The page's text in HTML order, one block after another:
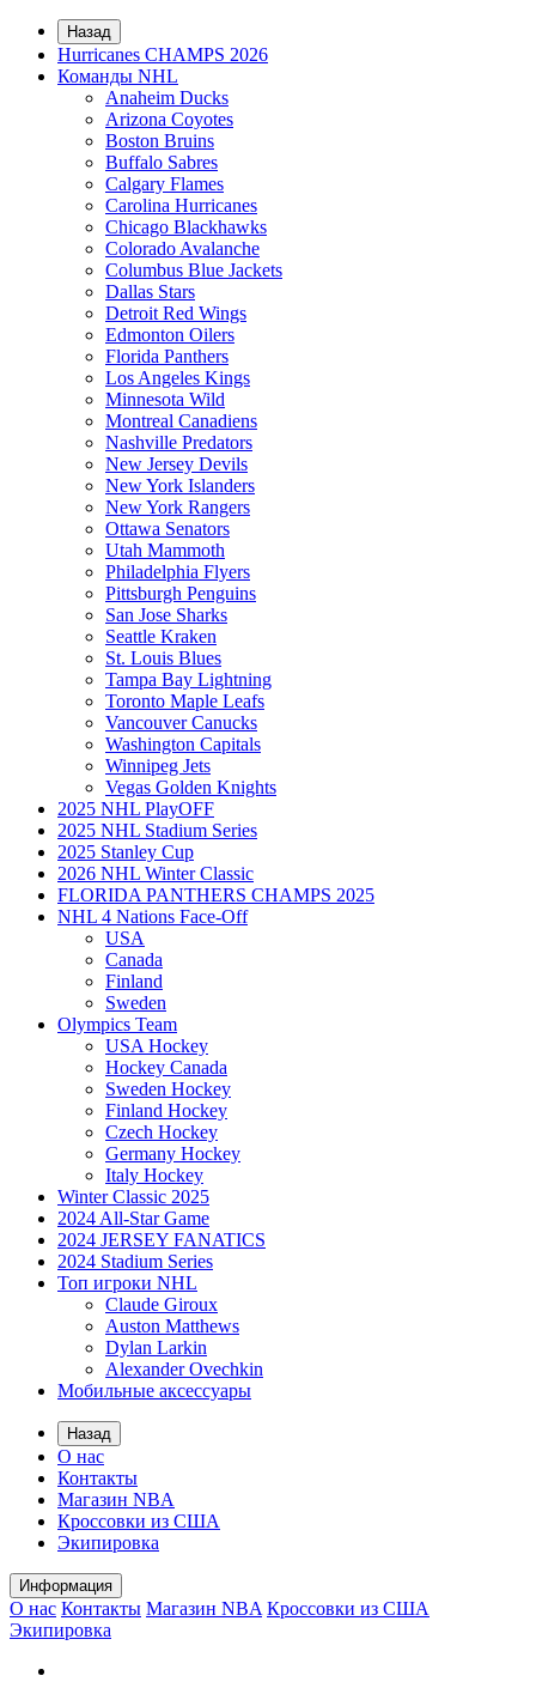
Назад
Hurricanes CHAMPS 2026
Команды NHL
Anaheim Ducks
Arizona Coyotes
Boston Bruins
Buffalo Sabres
Calgary Flames
Carolina Hurricanes
Chicago Blackhawks
Colorado Avalanche
Columbus Blue Jackets
Dallas Stars
Detroit Red Wings
Edmonton Oilers
Florida Panthers
Los Angeles Kings
Minnesota Wild
Montreal Canadiens
Nashville Predators
New Jersey Devils
New York Islanders
New York Rangers
Ottawa Senators
Utah Mammoth
Philadelphia Flyers
Pittsburgh Penguins
San Jose Sharks
Seattle Kraken
St. Louis Blues
Tampa Bay Lightning
Toronto Maple Leafs
Vancouver Canucks
Washington Capitals
Winnipeg Jets
Vegas Golden Knights
2025 NHL PlayOFF
2025 NHL Stadium Series
2025 Stanley Cup
2026 NHL Winter Classic
FLORIDA PANTHERS CHAMPS 2025
NHL 4 Nations Face-Off
USA
Canada
Finland
Sweden
Olympics Team
USA Hockey
Hockey Canada
Sweden Hockey
Finland Hockey
Czech Hockey
Germany Hockey
Italy Hockey
Winter Classic 2025
2024 All-Star Game
2024 JERSEY FANATICS
2024 Stadium Series
Топ игроки NHL
Claude Giroux
Auston Matthews
Dylan Larkin
Alexander Ovechkin
Мобильные аксессуары
Назад
О нас
Контакты
Магазин NBA
Кроссовки из США
Экипировка
Информация
О нас Контакты Магазин NBA Кроссовки из США
Экипировка